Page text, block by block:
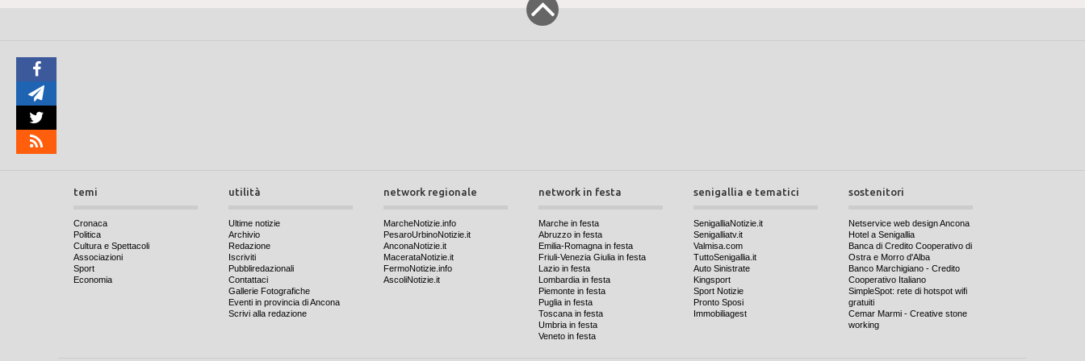
temi
Cronaca
Politica
Cultura e Spettacoli
Associazioni
Sport
Economia
utilità
Ultime notizie
Archivio
Redazione
Iscriviti
Pubbliredazionali
Contattaci
Gallerie Fotografiche
Eventi in provincia di Ancona
Scrivi alla redazione
network regionale
MarcheNotizie.info
PesaroUrbinoNotizie.it
AnconaNotizie.it
MacerataNotizie.it
FermoNotizie.info
AscoliNotizie.it
network in festa
Marche in festa
Abruzzo in festa
Emilia-Romagna in festa
Friuli-Venezia Giulia in festa
Lazio in festa
Lombardia in festa
Piemonte in festa
Puglia in festa
Toscana in festa
Umbria in festa
Veneto in festa
senigallia e tematici
SenigalliaNotizie.it
Senigalliatv.it
Valmisa.com
TuttoSenigallia.it
Auto Sinistrate
Kingsport
Sport Notizie
Pronto Sposi
Immobiliagest
sostenitori
Netservice web design Ancona
Hotel a Senigallia
Banca di Credito Cooperativo di
Ostra e Morro d'Alba
Banco Marchigiano - Credito
Cooperativo Italiano
SimpleSpot: rete di hotspot wifi
gratuiti
Cemar Marmi - Creative stone
working